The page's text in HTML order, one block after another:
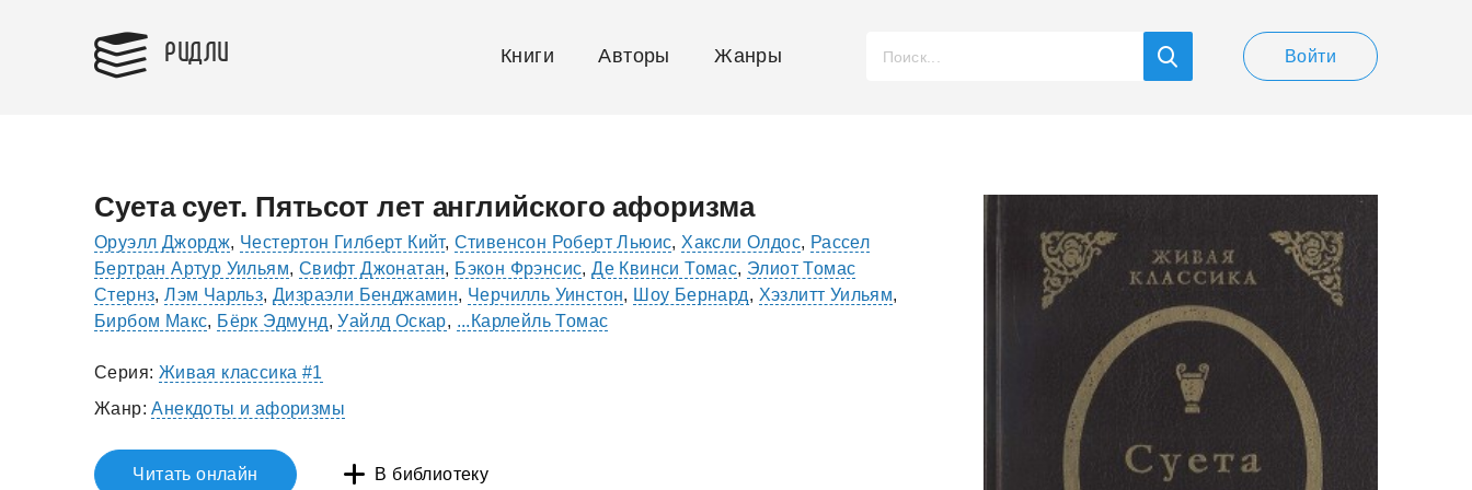
РИДЛИ Книги Авторы Жанры Войти
Суета сует. Пятьсот лет английского афоризма
Оруэлл Джордж, Честертон Гилберт Кийт, Стивенсон Роберт Льюис, Хаксли Олдос, Рассел
Бертран Артур Уильям, Свифт Джонатан, Бэкон Фрэнсис,Де Квинси Томас, Элиот Томас
Стернз,Лэм Чарльз,Дизраэли Бенджамин, Черчилль Уинстон, Шоу Бернард, Хэзлитт Уильям,
Бирбом Макс, Бёрк Эдмунд,Уайлд Оскар, ...Карлейль Томас
Серия: Живая классика #1
Жанр:Анекдоты и афоризмы
Читать онлайн В библиотеку